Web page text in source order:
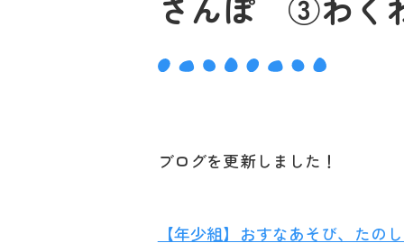
ブログを更新しました！
【年少組】おすなあそび、たの